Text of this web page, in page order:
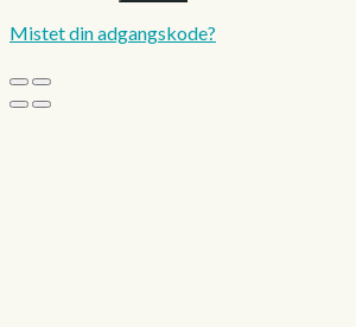
Mistet din adgangskode?